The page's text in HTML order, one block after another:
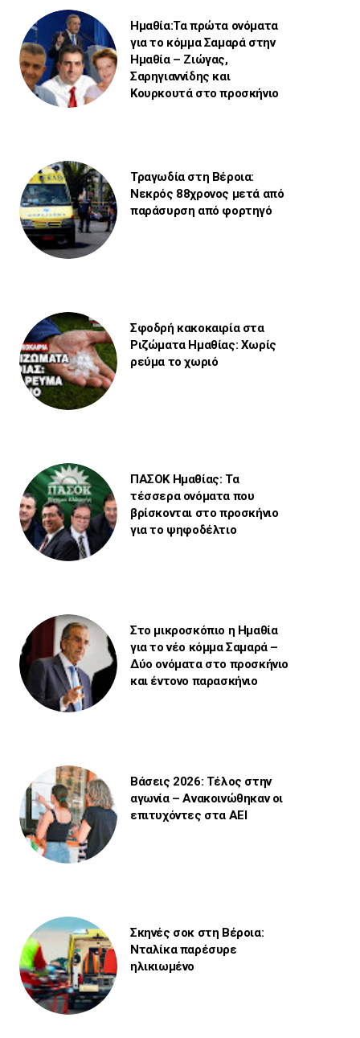
Ημαθία:Τα πρώτα ονόματα
για το κόμμα Σαμαρά στην
Ημαθία – Ζιώγας,
Σαρηγιαννίδης και
Κουρκουτά στο προσκήνιο
Τραγωδία στη Βέροια:
Νεκρός 88χρονος μετά από
παράσυρση από φορτηγό
Σφοδρή κακοκαιρία στα
Ριζώματα Ημαθίας: Χωρίς
ρεύμα το χωριό
ΠΑΣΟΚ Ημαθίας: Τα
τέσσερα ονόματα που
βρίσκονται στο προσκήνιο
για το ψηφοδέλτιο
Στο μικροσκόπιο η Ημαθία
για το νέο κόμμα Σαμαρά –
Δύο ονόματα στο προσκήνιο
και έντονο παρασκήνιο
Βάσεις 2026: Τέλος στην
αγωνία – Ανακοινώθηκαν οι
επιτυχόντες στα ΑΕΙ
Σκηνές σοκ στη Βέροια:
Νταλίκα παρέσυρε
ηλικιωμένο